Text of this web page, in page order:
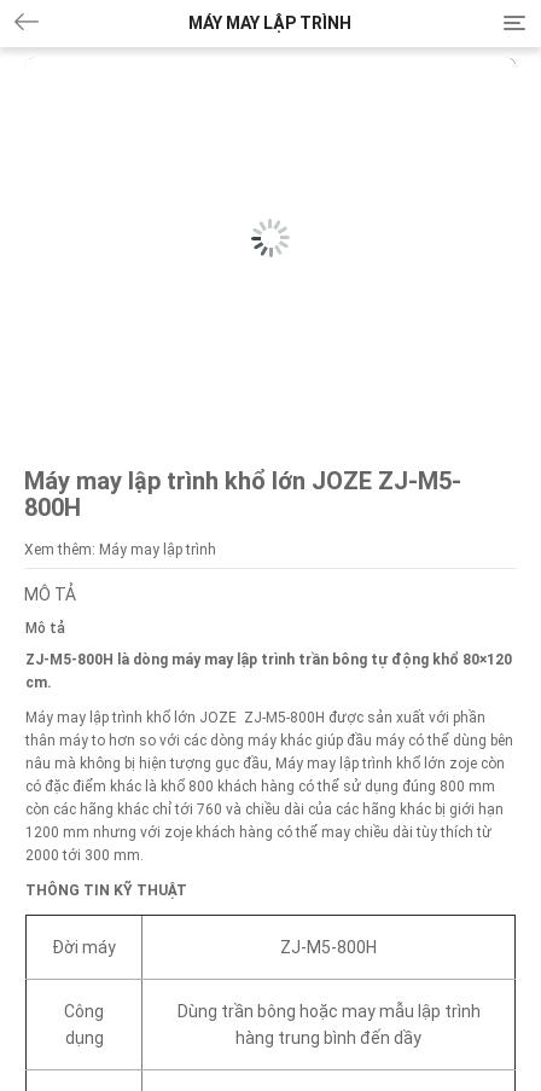
MÁY MAY LẬP TRÌNH
T
o
g
Máy may lập trình khổ lớn JOZE ZJ-M5-
800H
Xem thêm: Máy may lập trình
MÔ TẢ
Mô tả
ZJ-M5-800H là dòng máy may lập trình trần bông tự động khổ 80×120
cm.
Máy may lập trình khổ lớn JOZE ZJ-M5-800H được sản xuất với phần
thân máy to hơn so với các dòng máy khác giúp đầu máy có thể dùng bên
nâu mà không bị hiện tượng gục đầu, Máy may lập trình khổ lớn zoje còn
có đặc điểm khác là khổ 800 khách hàng có thể sử dụng đúng 800 mm
còn các hãng khác chỉ tới 760 và chiều dài của các hãng khác bị giới hạn
1200 mm nhưng với zoje khách hàng có thể may chiều dài tùy thích từ
2000 tới 300 mm.
THÔNG TIN KỸ THUẬT
Đời máy ZJ-M5-800H
Công
dụng
Dùng trần bông hoặc may mẫu lập trình
hàng trung bình đến dầy